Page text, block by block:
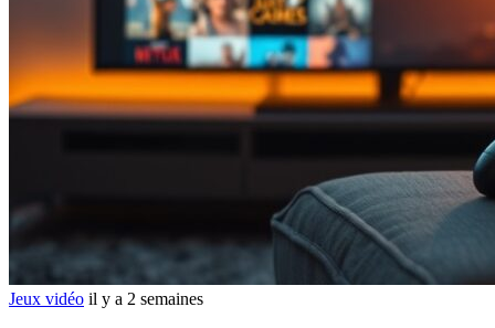
Jeux vidéo il y a 2 semaines